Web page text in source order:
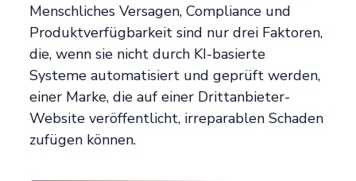
Menschliches Versagen, Compliance und
Produktverfügbarkeit sind nur drei Faktoren,
die, wenn sie nicht durch KI-basierte
Systeme automatisiert und geprüft werden,
einer Marke, die auf einer Drittanbieter-
Website veröffentlicht, irreparablen Schaden
zufügen können.